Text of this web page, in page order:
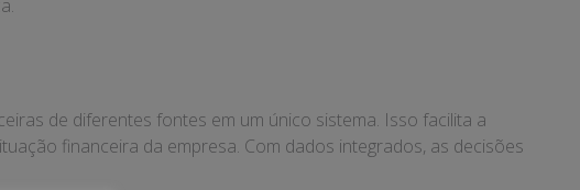
de diferentes fontes em um único sistema. Isso facilita a
financeira da empresa. Com dados integrados, as decisões